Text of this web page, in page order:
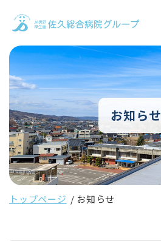
お知らせ
トップページ お知らせ